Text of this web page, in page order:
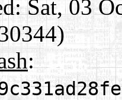
Sat, 03
: